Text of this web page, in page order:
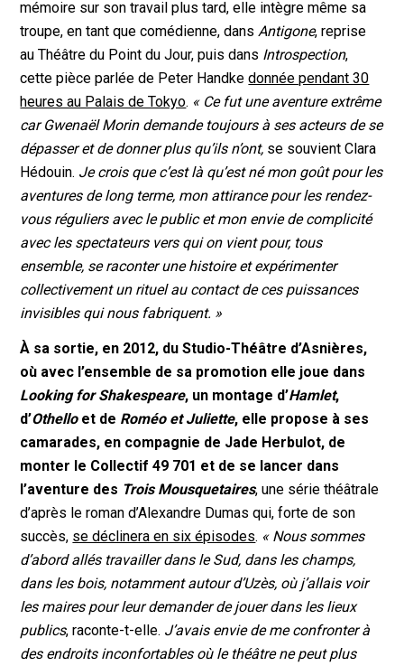
mémoire sur son travail plus tard, elle intègre même sa
troupe, en tant que comédienne, dans Antigone, reprise
au Théâtre du Point du Jour, puis dans Introspection,
cette pièce parlée de Peter Handkedonnée pendant 30
heures au Palais de Tokyo. « Ce fut une aventure extrême
car Gwenaël Morin demande toujours à ses acteurs de se
dépasser et de donner plus qu’ils n’ont, se souvient Clara
Hédouin. Je crois que c’est là qu’est né mon goût pour les
aventures de long terme, mon attirance pour les rendez-
vous réguliers avec le public et mon envie de complicité
avec les spectateurs vers qui on vient pour, tous
ensemble, se raconter une histoire et expérimenter
collectivement un rituel au contact de ces puissances
invisibles qui nous fabriquent. »
À sa sortie, en 2012, du Studio-Théâtre d’Asnières,
où avec l’ensemble de sa promotion elle joue dans
Looking for Shakespeare, un montage d’Hamlet,
d’Othelloet de Roméo et Juliette, elle propose à ses
camarades, en compagnie de Jade Herbulot, de
monter le Collectif 49 701 et de se lancer dans
l’aventure des Trois Mousquetaires, une série théâtrale
d’après le roman d’Alexandre Dumas qui, forte de son
succès, se déclinera en six épisodes. « Nous sommes
d’abord allés travailler dans le Sud, dans les champs,
dans les bois, notamment autour d’Uzès, où j’allais voir
les maires pour leur demander de jouer dans les lieux
publics, raconte-t-elle. J’avais envie de me confronter à
des endroits inconfortables où le théâtre ne peut plus